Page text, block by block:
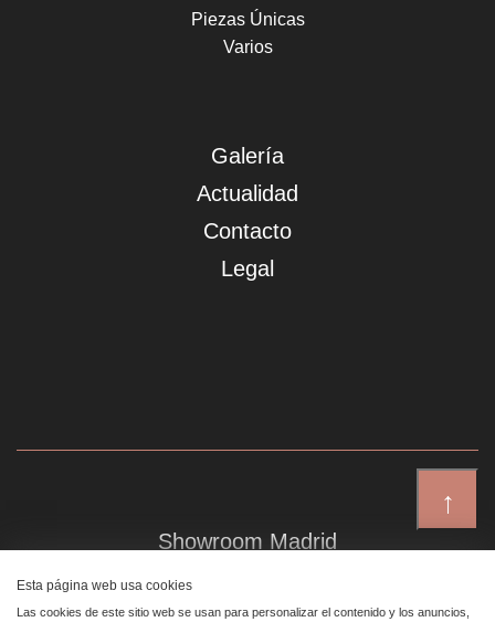
↑
Piezas Únicas
Varios
Galería
Actualidad
Contacto
Legal
Showroom Madrid
Plaza de Canalejas 6, 4 izq
Centro, 28014 Madrid
Esta página web usa cookies
Las cookies de este sitio web se usan para personalizar el contenido y los anuncios,